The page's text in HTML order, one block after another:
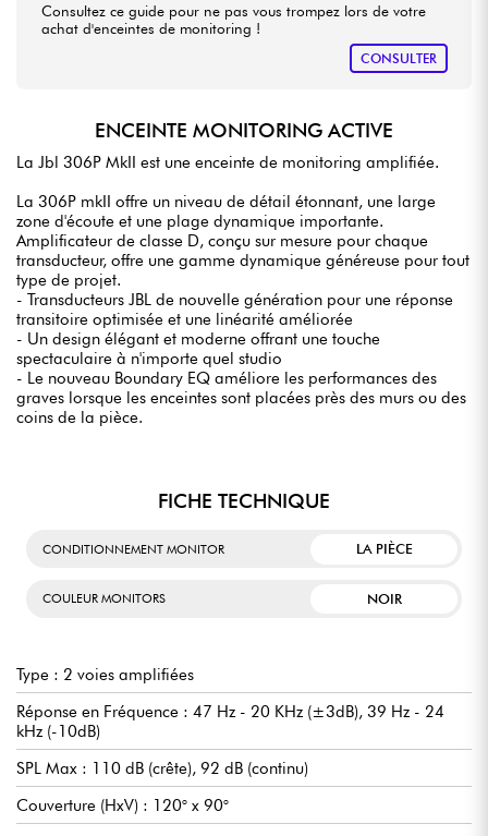
Consultez ce guide pour ne pas vous trompez lors de votre
achat d'enceintes de monitoring !
CONSULTER
ENCEINTE MONITORING ACTIVE
La Jbl 306P MkII est une enceinte de monitoring amplifiée.
La 306P mkII offre un niveau de détail étonnant, une large
zone d'écoute et une plage dynamique importante.
Amplificateur de classe D, conçu sur mesure pour chaque
transducteur, offre une gamme dynamique généreuse pour tout
type de projet.
- Transducteurs JBL de nouvelle génération pour une réponse
transitoire optimisée et une linéarité améliorée
- Un design élégant et moderne offrant une touche
spectaculaire à n'importe quel studio
- Le nouveau Boundary EQ améliore les performances des
graves lorsque les enceintes sont placées près des murs ou des
coins de la pièce.
FICHE TECHNIQUE
CONDITIONNEMENT MONITOR LA PIÈCE
COULEUR MONITORS NOIR
Type : 2 voies amplifiées
Réponse en Fréquence : 47 Hz - 20 KHz (±3dB), 39 Hz - 24
kHz (-10dB)
SPL Max : 110 dB (crête), 92 dB (continu)
Couverture (HxV) : 120° x 90°